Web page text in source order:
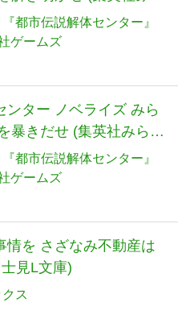
『都市伝説解体センター』
ゲームズ
ンター ノベライズ みら
暴きだせ (集英社みらい
『都市伝説解体センター』
ゲームズ
情を さざなみ不動産は
見L文庫)
ス